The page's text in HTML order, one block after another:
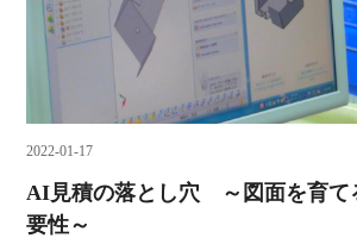
2022-01-17
AI見積の落とし穴 ～図面を育て
要性～